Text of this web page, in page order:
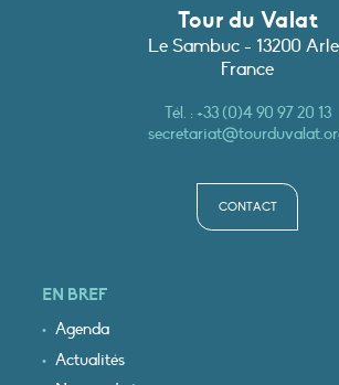
Tour du Valat
Le Sambuc - 13200
France
Tél. :+33 (0)4 90 97 20 13
CONTACT
EN BREF
Agenda
Actualités